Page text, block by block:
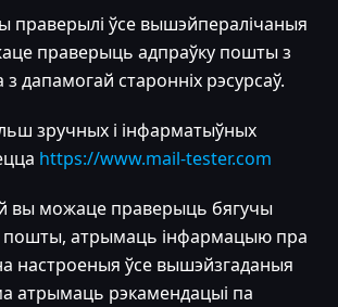
праверылі ўсе вышэйпералічаныя
праверыць адпраўку пошты з
дапамогай старонніх рэсурсаў.
зручных і інфарматыўных
https://www.mail-tester.com
вы можаце праверыць бягучы
пошты, атрымаць інфармацыю пра
настроеныя ўсе вышэйзгаданыя
атрымаць рэкамендацыі па